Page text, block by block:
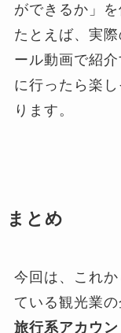
ができるか」を
たとえば、実
ール動画で紹
に行ったら楽
ります。
まとめ
今回は、これ
ている観光業の
旅行系アカウ